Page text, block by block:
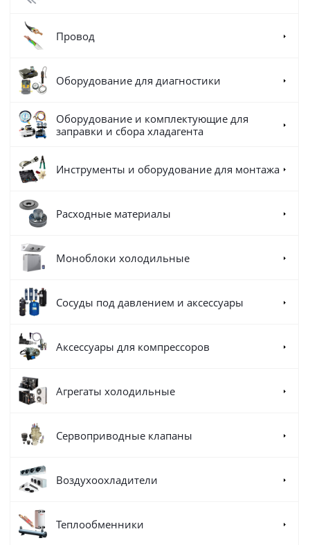
Провод
Оборудование для диагностики
Оборудование и комплектующие для
заправки и сбора хладагента
Инструменты и оборудование для монтажа
Расходные материалы
Моноблоки холодильные
Сосуды под давлением и аксессуары
Аксессуары для компрессоров
Агрегаты холодильные
Сервоприводные клапаны
Воздухоохладители
Теплообменники